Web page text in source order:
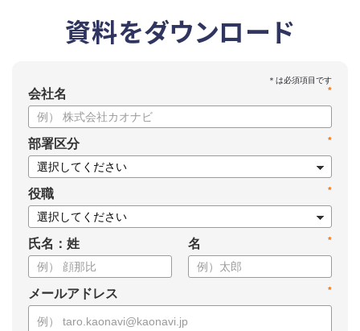
資料をダウンロード
*
会社名
*
部署区分
*
役職
氏名：姓 *
名
*
メールアドレス